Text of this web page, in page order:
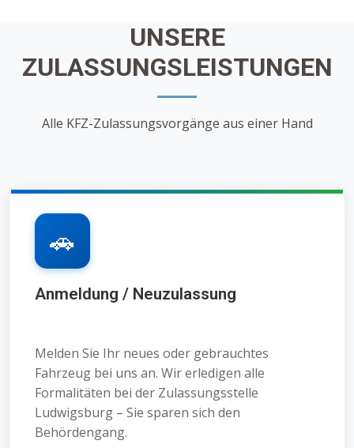
UNSERE
ZULASSUNGSLEISTUNGEN
Alle KFZ-Zulassungsvorgänge aus einer Hand
🚗
Anmeldung / Neuzulassung
Melden Sie Ihr neues oder gebrauchtes
Fahrzeug bei uns an. Wir erledigen alle
Formalitäten bei der Zulassungsstelle
Ludwigsburg – Sie sparen sich den
Behördengang.